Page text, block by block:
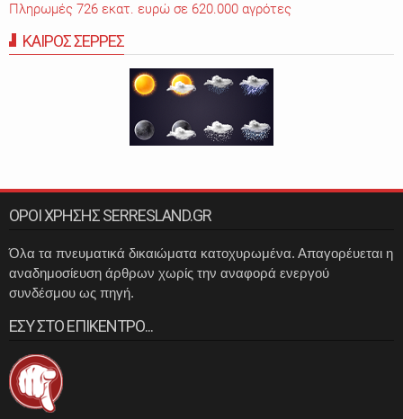
Πληρωμές 726 εκατ. ευρώ σε 620.000 αγρότες
ΚΑΙΡΟΣ ΣΕΡΡΕΣ
ΟΡΟΙ ΧΡΗΣΗΣ SERRESLAND.GR
Όλα τα πνευματικά δικαιώματα κατοχυρωμένα. Απαγορέυεται η
αναδημοσίευση άρθρων χωρίς την αναφορά ενεργού
συνδέσμου ως πηγή.
ΕΣΥ ΣΤΟ ΕΠΙΚΕΝΤΡΟ...